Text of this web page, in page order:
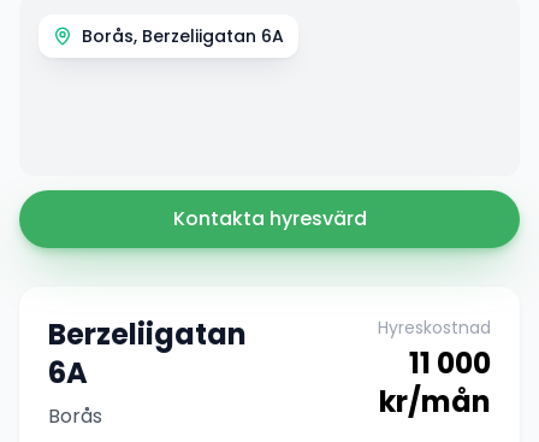
Borås, Berzeliigatan 6A
Kontakta hyresvärd
Berzeliigatan
6A
Borås
Hyreskostnad
11 000
kr/mån